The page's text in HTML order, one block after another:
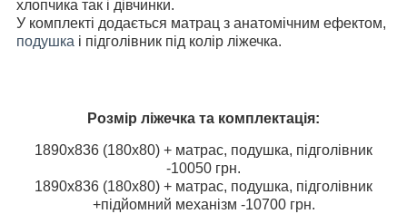
хлопчика так і дівчинки.
У комплекті додається матрац з анатомічним ефектом,
подушка і підголівник під колір ліжечка.
Розмір ліжечка та комплектація:
1890х836 (180х80) + матрас, подушка, підголівник
-10050 грн.
1890х836 (180х80) + матрас, подушка, підголівник
+підйомний механізм -10700 грн.